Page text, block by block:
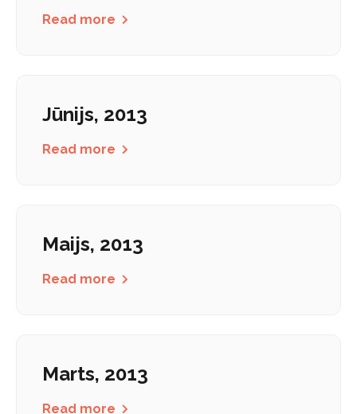
Read more
Jūnijs, 2013
Read more
Maijs, 2013
Read more
Marts, 2013
Read more